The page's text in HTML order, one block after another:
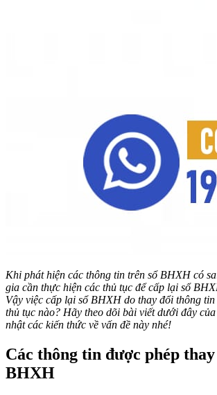
Khi phát hiện các thông tin trên sổ BHXH có
gia cần thực hiện các thủ tục để cấp lại sổ
Vậy việc cấp lại sổ BHXH do thay đổi thông
thủ tục nào? Hãy theo dõi bài viết dưới đây
nhật các kiến thức về vấn đề này nhé!
Các thông tin được phép
BHXH